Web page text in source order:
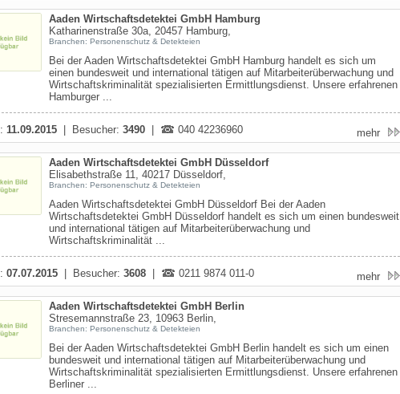
Aaden Wirtschaftsdetektei GmbH Hamburg
Katharinenstraße 30a, 20457 Hamburg,
Branchen: Personenschutz & Detekteien
Bei der Aaden Wirtschaftsdetektei GmbH Hamburg handelt es sich um
einen bundesweit und international tätigen auf Mitarbeiterüberwachung und
Wirtschaftskriminalität spezialisierten Ermittlungsdienst. Unsere erfahrenen
Hamburger ...
11.09.2015 | Besucher: 3490 040 42236960 mehr
Aaden Wirtschaftsdetektei GmbH Düsseldorf
Elisabethstraße 11, 40217 Düsseldorf,
Branchen: Personenschutz & Detekteien
Aaden Wirtschaftsdetektei GmbH Düsseldorf Bei der Aaden
Wirtschaftsdetektei GmbH Düsseldorf handelt es sich um einen bundesweit
und international tätigen auf Mitarbeiterüberwachung und
Wirtschaftskriminalität ...
07.07.2015 | Besucher: 3608 0211 9874 011-0 mehr
Aaden Wirtschaftsdetektei GmbH Berlin
Stresemannstraße 23, 10963 Berlin,
Branchen: Personenschutz & Detekteien
Bei der Aaden Wirtschaftsdetektei GmbH Berlin handelt es sich um einen
bundesweit und international tätigen auf Mitarbeiterüberwachung und
Wirtschaftskriminalität spezialisierten Ermittlungsdienst. Unsere erfahrenen
Berliner ...